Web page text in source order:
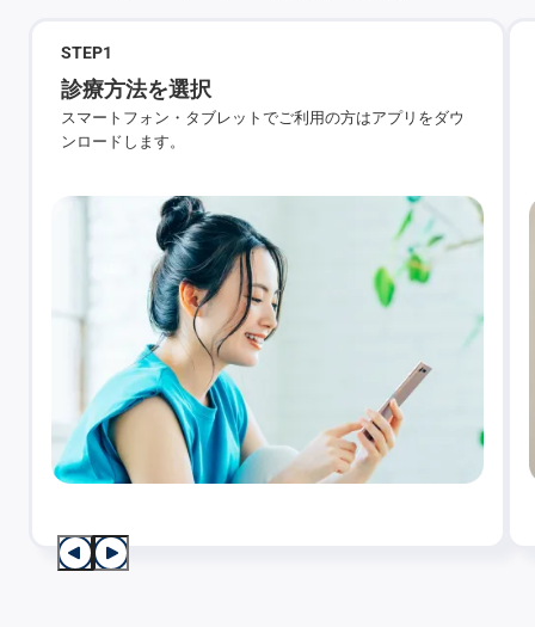
STEP1
診療方法を選択
スマートフォン・タブレットでご利用の方はアプリをダウ
ンロードします。